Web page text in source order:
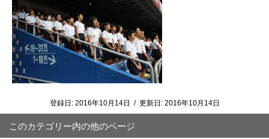
登録日: 2016年10月14日 / 更新日: 2016年10月14日
このカテゴリー内の他のページ